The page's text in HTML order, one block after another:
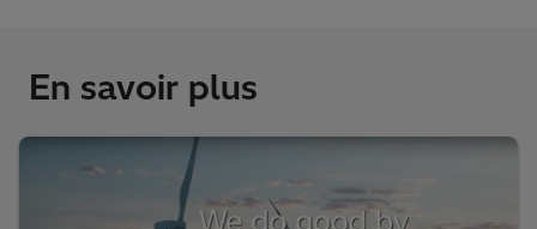
En savoir plus